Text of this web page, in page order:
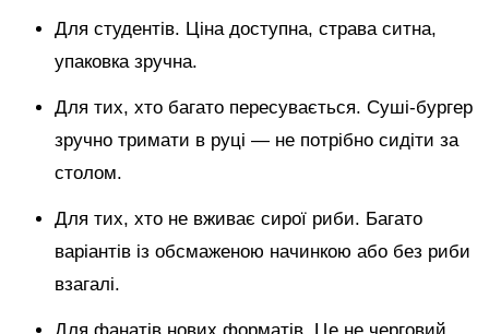
Для студентів. Ціна доступна, страва ситна,
упаковка зручна.
Для тих, хто багато пересувається. Суші-бургер
зручно тримати в руці — не потрібно сидіти за
столом.
Для тих, хто не вживає сирої риби. Багато
варіантів із обсмаженою начинкою або без риби
взагалі.